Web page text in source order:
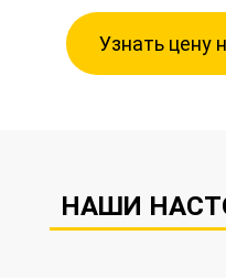
Узнать цену
НАШИ